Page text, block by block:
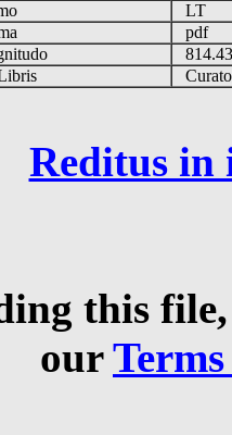
LT
pdf
Reditus in
this
our